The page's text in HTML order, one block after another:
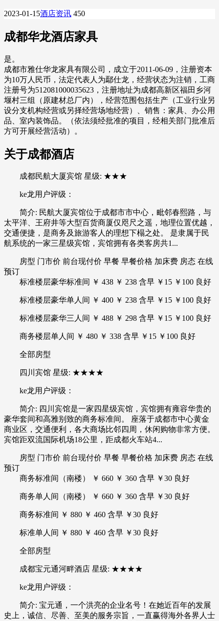
2023-01-15酒店资讯 450
成都华龙酒店家具
是。
成都市雅仕华龙家具有限公司，成立于2011-06-09，注册资本
为10万人民币，法定代表人为鄢仕龙，经营状态为注销，工商
注册号为512081000035623，注册地址为成都高新区福田乡河
堰村三组（原建材总厂内），经营范围包括生产（工业行业另
设分支机构经营或另择经营场地经营）、销售：家具、办公用
品、室内装饰品。（依法须经批准的项目，经相关部门批准后
方可开展经营活动）。
关于成都酒店
成都民航大厦宾馆 星级: ★★★
ke龙用户评级：
简介: 民航大厦宾馆位于成都市市中心，毗邻春熙路，与
太平洋、王府井等大型百货商厦仅咫尺之遥，地理位置优越，
交通便捷，是商务及旅游客人的理想下榻之处。 是隶属于民
航系统的一家三星级宾馆，宾馆拥有各类客房共1...
房型 门市价 前台现付价 早餐 早餐价格 加床费 房态 在线
预订
标准楼层豪华标准间 ￥ 438 ￥ 238 含早 ￥15 ￥100 良好
标准楼层豪华单人间 ￥ 400 ￥ 238 含早 ￥15 ￥100 良好
标准楼层豪华三人间 ￥ 488 ￥ 298 含早 ￥15 ￥100 良好
商务楼层单人间 ￥ 480 ￥ 338 含早 ￥15 ￥100 良好
全部房型
四川宾馆 星级: ★★★★
ke龙用户评级：
简介: 四川宾馆是一家四星级宾馆，宾馆拥有雍容华贵的
豪华套间和高雅别致的商务标准间。 座落于成都市中心黄金
商业区，交通便利，各大商场比邻四周，休闲购物非常方便。
宾馆距双流国际机场18公里，距成都火车站4...
房型 门市价 前台现付价 早餐 早餐价格 加床费 房态 在线
预订
商务标准间（南楼） ￥ 660 ￥ 360 含早 ￥30 良好
商务单人间（南楼） ￥ 660 ￥ 360 含早 ￥30 良好
商务标准间 ￥ 880 ￥ 460 含早 ￥30 良好
标准单人间 ￥ 880 ￥ 460 含早 ￥30 良好
全部房型
成都宝元通河畔酒店 星级: ★★★★
ke龙用户评级：
简介: 宝元通，一个洪亮的企业名号！在她近百年的发展
史上，诚信、尽善、至美的服务宗旨，一直赢得海外各界人士